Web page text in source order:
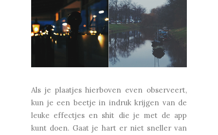
Als je plaatjes hierboven even observeert,
kun je een beetje in indruk krijgen van de
leuke effectjes en shit die je met de app
kunt doen. Gaat je hart er niet sneller van